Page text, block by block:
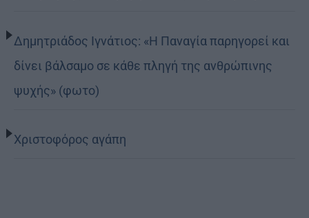
Δημητριάδος Ιγνάτιος: «Η Παναγία παρηγορεί και
δίνει βάλσαμο σε κάθε πληγή της ανθρώπινης
ψυχής» (φωτο)
Χριστοφόρος αγάπη